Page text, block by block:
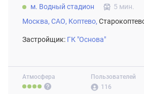
Атмосфера
Пользователей
116
м. Водный стадион
5 мин.
Москва, САО, Коптево,
Застройщик: ГК "Основа"